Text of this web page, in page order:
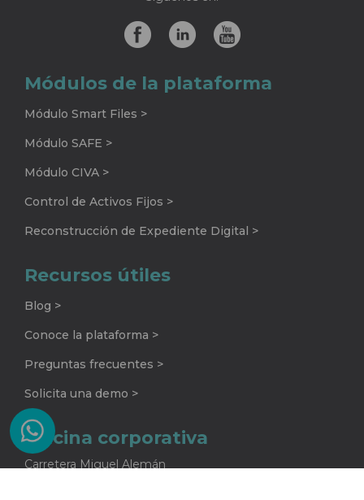
Módulos de la plataforma
Módulo Smart Files >
Módulo SAFE >
Módulo CIVA >
Control de Activos Fijos >
Reconstrucción de Expediente Digital >
Recursos útiles
Blog >
Conoce la plataforma >
Preguntas frecuentes >
Solicita una demo >
Oficina corporativa
Carretera Miguel Alemán